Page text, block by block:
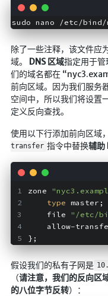
sudo nano /etc/bind/
除了一些注释，该文件应
域。 DNS 区域指定用于管
们的域名都在
前向区域。因为我们服务
空间中，所以我们将设置
定义反向查找。
使用以下行添加前向区域
transfer 指令中替换辅助
zone
type master;
    file
"/etc/
allow-
};
假设我们的私有子网是
（请注意，我们的反向区
的八位字节反转）：